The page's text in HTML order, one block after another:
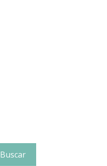
Buscar